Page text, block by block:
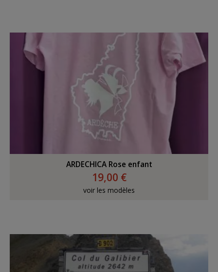
ARDECHICA Rose enfant
19,00 €
voir les modèles